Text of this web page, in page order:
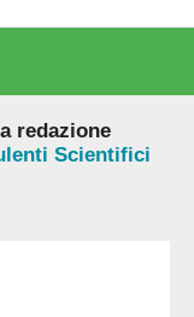
redazione
Scientifici